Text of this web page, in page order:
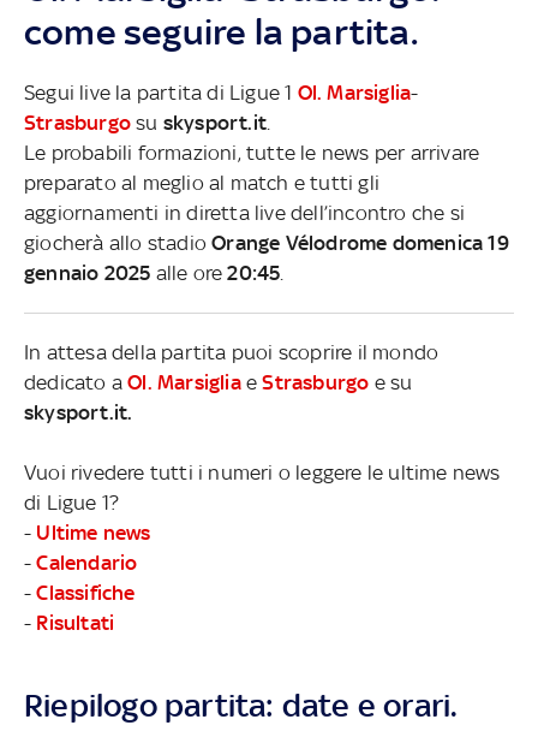
come seguire la partita.
Segui live la partita di Ligue 1 Ol. Marsiglia-
Strasburgo su skysport.it
Le probabili formazioni, tutte le news per arrivare
preparato al meglio al match e tutti gli
aggiornamenti in diretta live dell’incontro che si
giocherà allo stadioOrange Vélodrome domenica 19
gennaio 2025 alle ore20:45
In attesa della partita puoi scoprire il mondo
dedicato aOl. MarsigliaeStrasburgo e su
skysport.it.
Vuoi rivedere tutti i numeri o leggere le ultime news
di Ligue 1?
- Ultime news
-Calendario
-Classifiche
- Risultati
Riepilogo partita: date e orari.